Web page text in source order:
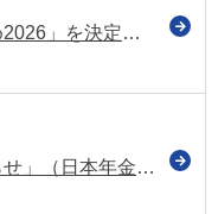
「デジタル行財政改革取りまとめ2026」を決定 DX、とりわけ生成AI等を活用した変革（AX）を加速するための取組を推進（内閣官房）
チラシ「保険料調整制度のお知らせ」（日本年金機構）